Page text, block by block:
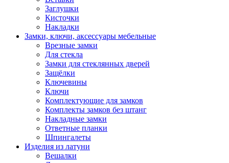
Заглушки
Кисточки
Накладки
Замки, ключи, аксессуары мебельные
Врезные замки
Для стекла
Замки для стеклянных дверей
Защёлки
Ключевины
Ключи
Комплектующие для замков
Комплекты замков без штанг
Накладные замки
Ответные планки
Шпингалеты
Изделия из латуни
Вешалки